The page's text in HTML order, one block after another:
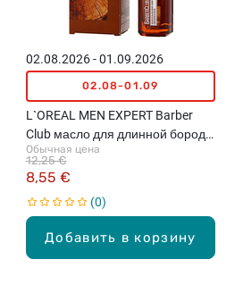
Добавить в корзину
02.08.2026 - 01.09.2026
02.08-01.09
L`OREAL MEN EXPERT Barber
Club масло для длинной бороды
и кожи лица, 30мл
Обычная цена
8,55 €
12,25 €
0